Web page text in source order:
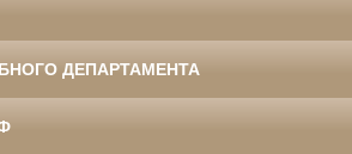
ДЕПАРТАМЕНТА